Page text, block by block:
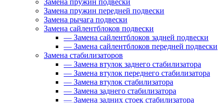
Замена пружин подвески
Замена пружин передней подвески
Замена рычага подвески
Замена сайлентблоков подвески
— Замена сайлентблоков задней подвески
— Замена сайлентблоков передней подвески
Замена стабилизаторов
— Замена втулок заднего стабилизатора
— Замена втулок переднего стабилизатора
— Замена втулок стабилизатора
— Замена заднего стабилизатора
— Замена задних стоек стабилизатора